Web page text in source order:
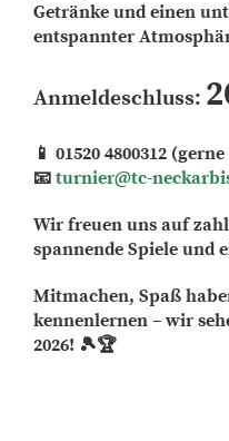
Getränke und einen
entspannter
Anmeldeschluss:
📱 01520 4800312
📧 turnier@tc-
Wir freuen uns auf
spannende Spiele und
Mitmachen, Spaß
kennenlernen – wir
2026! 🎾🏆